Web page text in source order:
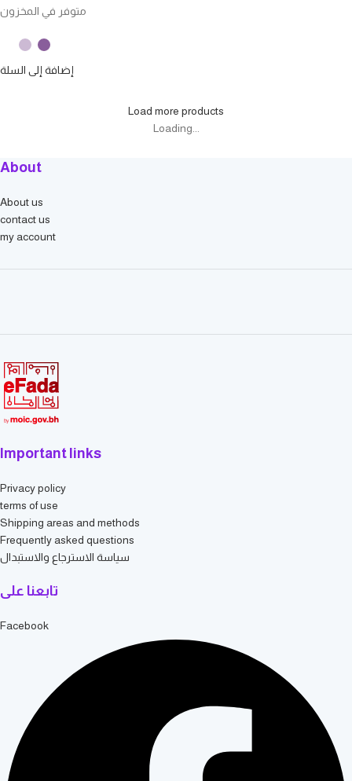
متوفر في المخزون
إضافة إلى السلة
Load more products
Loading...
About
About us
contact us
my account
Important links
Privacy policy
terms of use
Shipping areas and methods
Frequently asked questions
سياسة الاسترجاع والاستبدال
تابعنا على
Facebook